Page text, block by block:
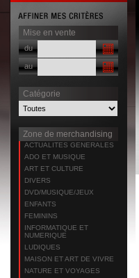
Mise en vente
du
au
Catégorie
Zone de merchandising
ACTUALITES GENERALES
ADO ET MUSIQUE
ART ET CULTURE
DIVERS
DVD/MUSIQUE/JEUX
ENFANTS
FEMININS
INFORMATIQUE ET
NUMERIQUE
LUDIQUES
MAISON ET ART DE VIVRE
NATURE ET VOYAGES